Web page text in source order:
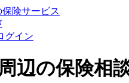
険サービス
グイン
辺の保険相